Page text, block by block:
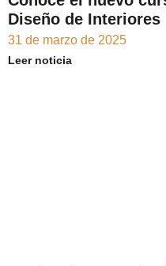
Diseño de Interiores
31 de marzo de 2025
Leer noticia